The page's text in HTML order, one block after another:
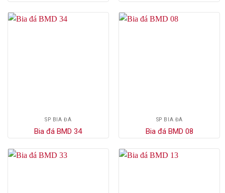
SP BIA ĐÁ
Bia đá BMD 34
SP BIA ĐÁ
Bia đá BMD 08